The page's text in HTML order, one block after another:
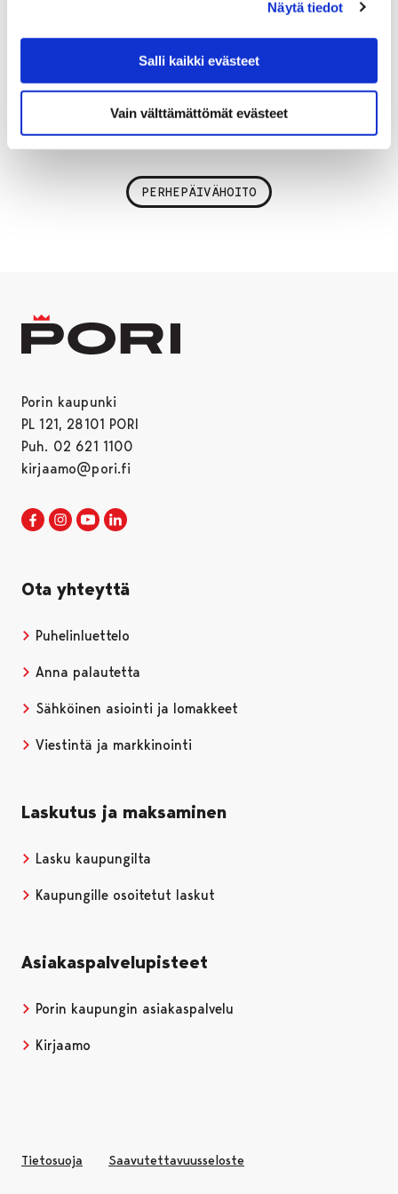
Näytä tiedot
Salli kaikki evästeet
Vain välttämättömät evästeet
perhepäivähoitajaa. Lapsiryhmän koko
perhepäivähoidossa on neljä lasta hoitajaa kohden.
PERHEPÄIVÄHOITO
Porin kaupunki
PL 121, 28101 PORI
Puh. 02 621 1100
kirjaamo@pori.fi
Porin kaupunki Facebookissa
Avautuu uudessa välilehdessä
Porin kaupunki Instagramissa
Avautuu uudessa välilehdessä
Porin kaupunki Youtubessa
Avautuu uudessa välilehdessä
Ota yhteyttä
Puhelinluettelo
Anna palautetta
Sähköinen asiointi ja lomakkeet
Viestintä ja markkinointi
Laskutus ja maksaminen
Lasku kaupungilta
Kaupungille osoitetut laskut
Asiakaspalvelupisteet
Porin kaupungin asiakaspalvelu
Kirjaamo
Tietosuoja Saavutettavuusseloste